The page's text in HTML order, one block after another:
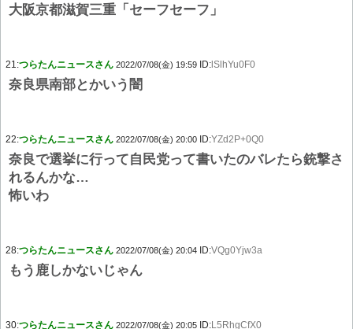
大阪京都滋賀三重「セーフセーフ」
21:つらたんニュースさん 2022/07/08(金) 19:59 ID: lSlhYu0F0
奈良県南部とかいう闇
22:つらたんニュースさん 2022/07/08(金) 20:00 ID:YZd2P+0Q0
奈良で選挙に行って自民党って書いたのバレたら銃撃さ
れるんかな…
怖いわ
28:つらたんニュースさん 2022/07/08(金) 20:04 ID:VQg0Yjw3a
もう鹿しかないじゃん
30:つらたんニュースさん 2022/07/08(金) 20:05 ID:L5RhgCfX0